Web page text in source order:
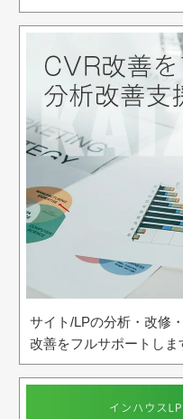
サイト/LPの分析・改修
改善をフルサポートしま